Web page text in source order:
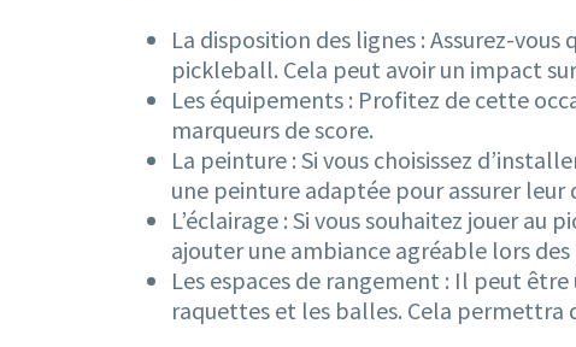
La disposition des lignes : Assurez-
pickleball. Cela peut avoir un impact
Les équipements : Profitez de cette
marqueurs de score.
La peinture : Si vous choisissez
une peinture adaptée pour assurer leur
L’éclairage : Si vous souhaitez jouer
ajouter une ambiance agréable lors
Les espaces de rangement : Il peut
raquettes et les balles. Cela